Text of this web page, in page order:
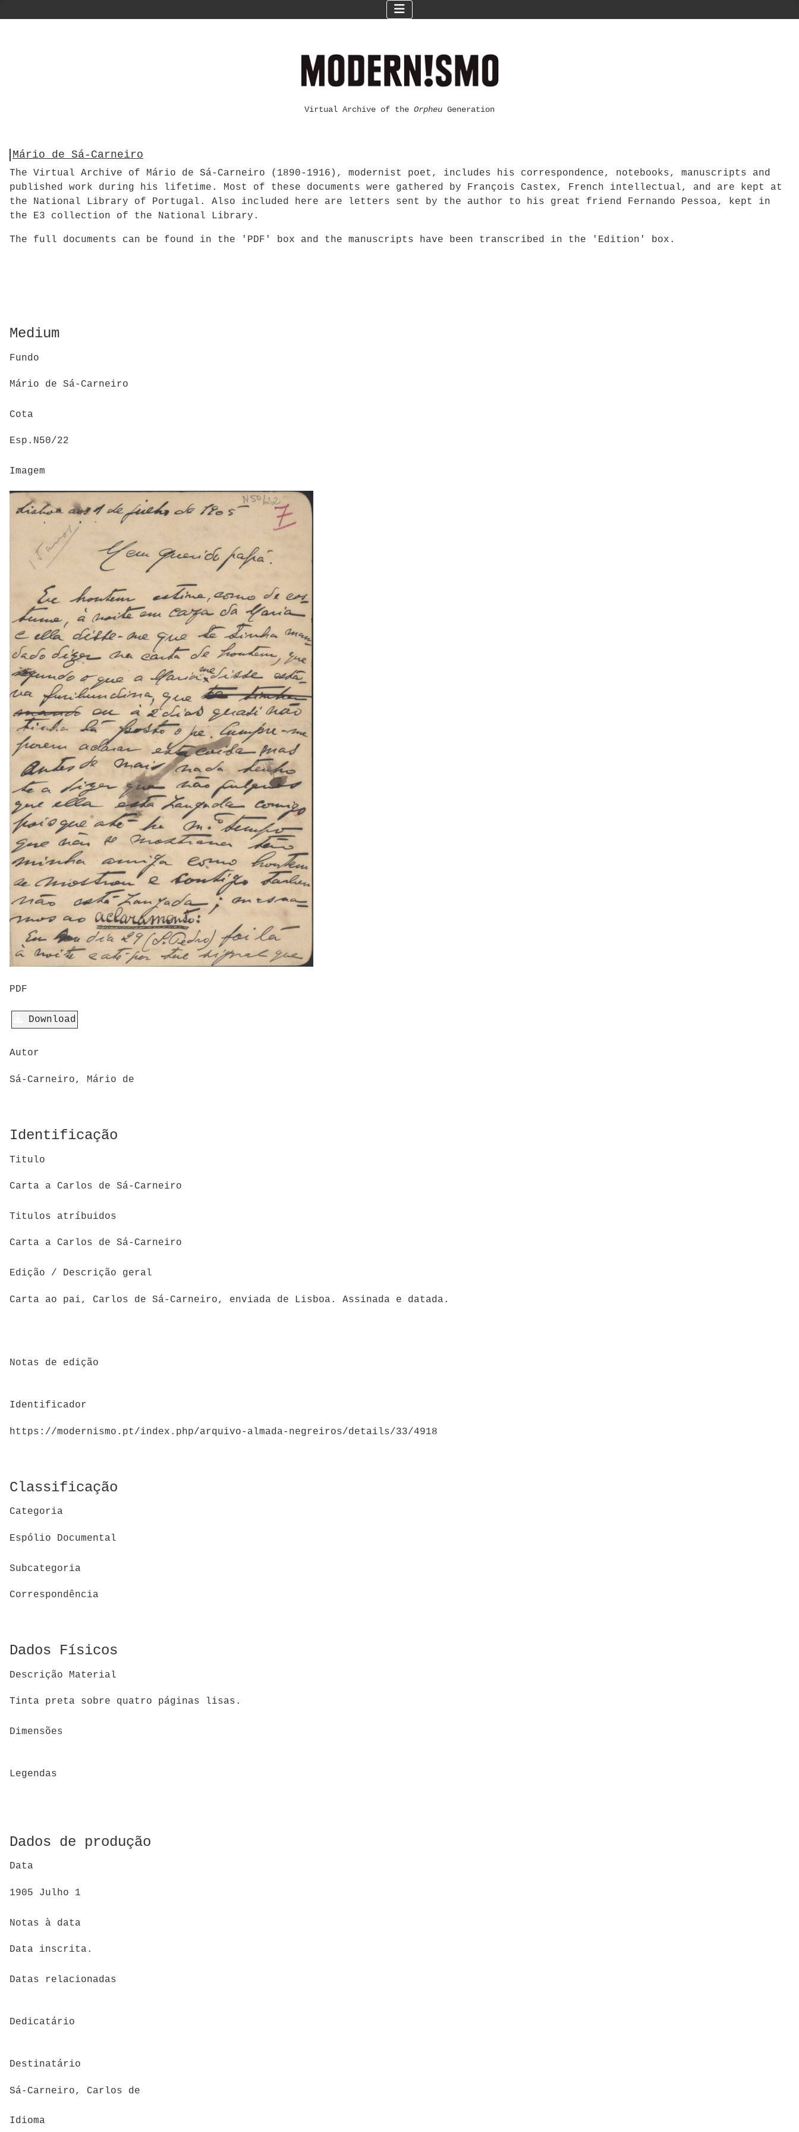
Virtual Archive of the Orpheu Generation
Mário de Sá-Carneiro
The Virtual Archive of Mário de Sá-Carneiro (1890-1916), modernist poet, includes his correspondence, notebooks, manuscripts and
published work during his lifetime. Most of these documents were gathered by François Castex, French intellectual, and are kept at
the National Library of Portugal. Also included here are letters sent by the author to his great friend Fernando Pessoa, kept in
the E3 collection of the National Library.
The full documents can be found in the 'PDF' box and the manuscripts have been transcribed in the 'Edition' box.
Medium
Fundo
Mário de Sá-Carneiro
Cota
Esp.N50/22
Imagem
PDF
Download
Autor
Sá-Carneiro, Mário de
Identificação
Titulo
Carta a Carlos de Sá-Carneiro
Titulos atríbuidos
Carta a Carlos de Sá-Carneiro
Edição / Descrição geral
Carta ao pai, Carlos de Sá-Carneiro, enviada de Lisboa. Assinada e datada.
Notas de edição
Identificador
https://modernismo.pt/index.php/arquivo-almada-negreiros/details/33/4918
Classificação
Categoria
Espólio Documental
Subcategoria
Correspondência
Dados Físicos
Descrição Material
Tinta preta sobre quatro páginas lisas.
Dimensões
Legendas
Dados de produção
Data
1905 Julho 1
Notas à data
Data inscrita.
Datas relacionadas
Dedicatário
Destinatário
Sá-Carneiro, Carlos de
Idioma